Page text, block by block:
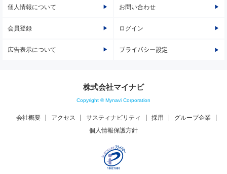
個人情報について お問い合わせ
会員登録 ログイン
広告表示について プライバシー設定
株式会社マイナビ
Copyright © Mynavi Corporation
会社概要 アクセス サスティナビリティ 採用
グループ企業
個人情報保護方針